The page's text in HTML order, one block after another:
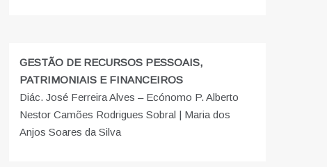
GESTÃO DE RECURSOS PESSOAIS,
PATRIMONIAIS E FINANCEIROS
Diác. José Ferreira Alves – Ecónomo P. Alberto
Nestor Camões Rodrigues Sobral | Maria dos
Anjos Soares da Silva